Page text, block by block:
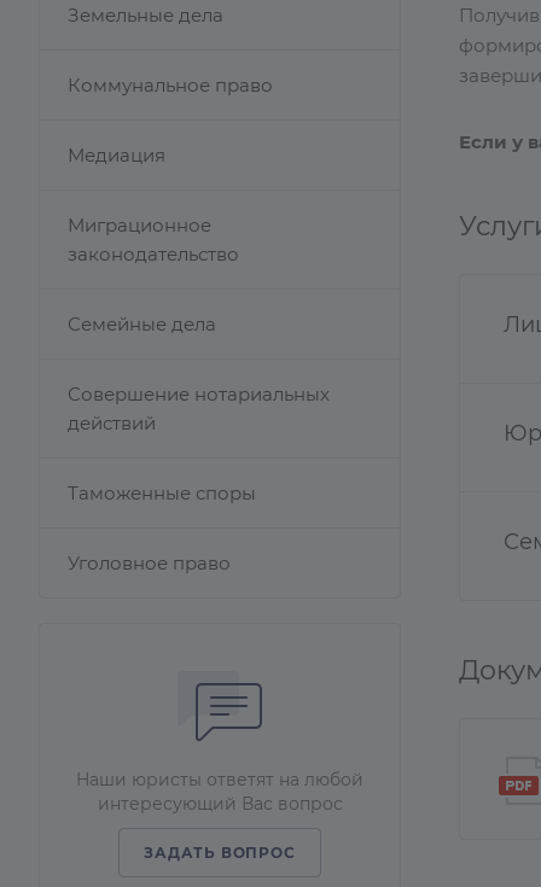
Если у
Земельные дела
Коммунальное право
Медиация
Миграционное
законодательство
Семейные дела
Совершение нотариальных
действий
Таможенные споры
Уголовное право
Наши юристы ответят на любой
интересующий Вас вопрос
ЗАДАТЬ ВОПРОС